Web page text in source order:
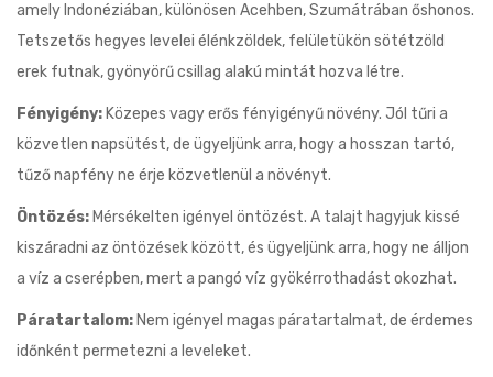
amely Indonéziában, különösen Acehben, Szumátrában őshonos.
Tetszetős hegyes levelei élénkzöldek, felületükön sötétzöld
erek futnak, gyönyörű csillag alakú mintát hozva létre.
Fényigény: Közepes vagy erős fényigényű növény. Jól tűri a
közvetlen napsütést, de ügyeljünk arra, hogy a hosszan tartó,
tűző napfény ne érje közvetlenül a növényt.
Öntözés: Mérsékelten igényel öntözést. A talajt hagyjuk kissé
kiszáradni az öntözések között, és ügyeljünk arra, hogy ne álljon
a víz a cserépben, mert a pangó víz gyökérrothadást okozhat.
Páratartalom: Nem igényel magas páratartalmat, de érdemes
időnként permetezni a leveleket.